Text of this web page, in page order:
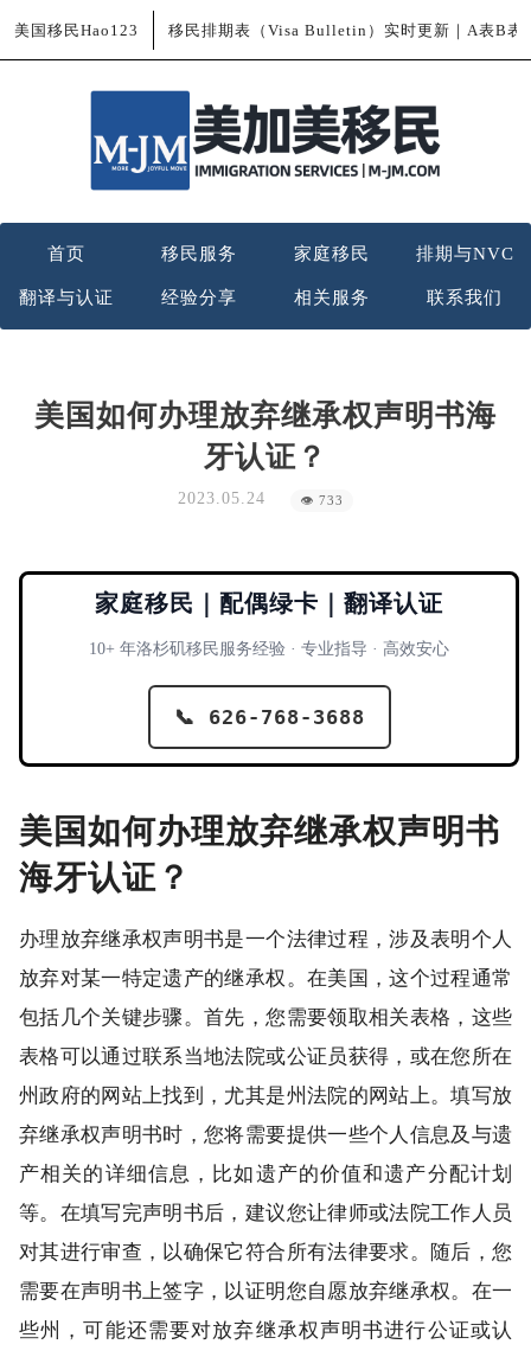
美国移民Hao123 移民排期表（Visa Bulletin）实时更新｜A表B表
首页 移民服务 家庭移民 排期与NVC
翻译与认证 经验分享 相关服务 联系我们
美国如何办理放弃继承权声明书海
牙认证？
2023.05.24 👁 733
家庭移民｜配偶绿卡｜翻译认证
10+ 年洛杉矶移民服务经验 · 专业指导 · 高效安心
📞 626-768-3688
美国如何办理放弃继承权声明书
海牙认证？
办理放弃继承权声明书是一个法律过程，涉及表明个人
放弃对某一特定遗产的继承权。在美国，这个过程通常
包括几个关键步骤。首先，您需要领取相关表格，这些
表格可以通过联系当地法院或公证员获得，或在您所在
州政府的网站上找到，尤其是州法院的网站上。填写放
弃继承权声明书时，您将需要提供一些个人信息及与遗
产相关的详细信息，比如遗产的价值和遗产分配计划
等。在填写完声明书后，建议您让律师或法院工作人员
对其进行审查，以确保它符合所有法律要求。随后，您
需要在声明书上签字，以证明您自愿放弃继承权。在一
些州，可能还需要对放弃继承权声明书进行公证或认